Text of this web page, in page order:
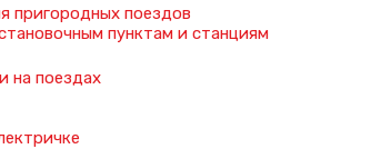
пригородных поездов
пунктам и станциям
на поездах